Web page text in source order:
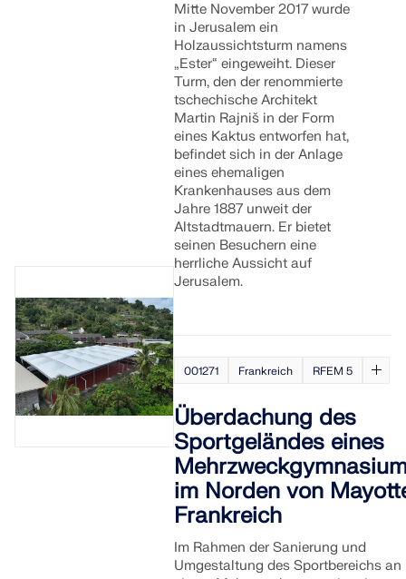
Der Dlubal-Onlinedienst bietet Zonenkarten zur
schnellen Ermittlung von Schneelasten,
Windgeschwindigkeiten und seismischen Daten.
LASTZONEN PRÜFEN
Mitte November 2017 wurde
in Jerusalem ein
Holzaussichtsturm namens
„Ester“ eingeweiht. Dieser
Turm, den der renommierte
tschechische Architekt
Martin Rajniš in der Form
eines Kaktus entworfen hat,
befindet sich in der Anlage
eines ehemaligen
Krankenhauses aus dem
Jahre 1887 unweit der
Altstadtmauern. Er bietet
seinen Besuchern eine
herrliche Aussicht auf
Jerusalem.
001271 Frankreich RFEM 5
Überdachung des
Sportgeländes eines
im Norden von
Frankreich
Im Rahmen der Sanierung und
Umgestaltung des Sportbereichs an